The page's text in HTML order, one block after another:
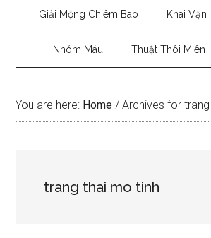
Giải Mộng Chiêm Bao Khai Vận
Nhóm Máu Thuật Thôi Miên
You are here: Home / Archives for
trang thai mo tinh